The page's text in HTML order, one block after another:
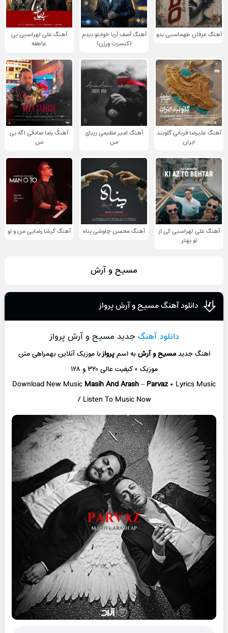
آهنگ عرفان طهماسبی بدو
آهنگ آصف آریا خوابتو دیدم
(کنسرت ورژن)
آهنگ علی لهراسبی بی
عاطفه
آهنگ علیرضا قربانی گلوبند
ایران
آهنگ امیر عظیمی زیبای
من
آهنگ رضا صادقی اگه بی
من
آهنگ علی لهراسبی کی از
تو ‌بهتر
آهنگ محسن چاوشی پناه آهنگ گرشا رضایی من و تو
مسیح و آرش
دانلود آهنگ مسیح و آرش پرواز
دانلود آهنگ جدید مسیح و آرش پرواز
اهنگ جدیدمسیح و آرشبه اسمپروازبا موزیک آنلاینبهمراهی متن
موزیک + کیفیت عالی ۳۲۰ و ۱۲۸
Download New Music Masih And Arash– Parvaz+ Lyrics Music
/ Listen To Music Now